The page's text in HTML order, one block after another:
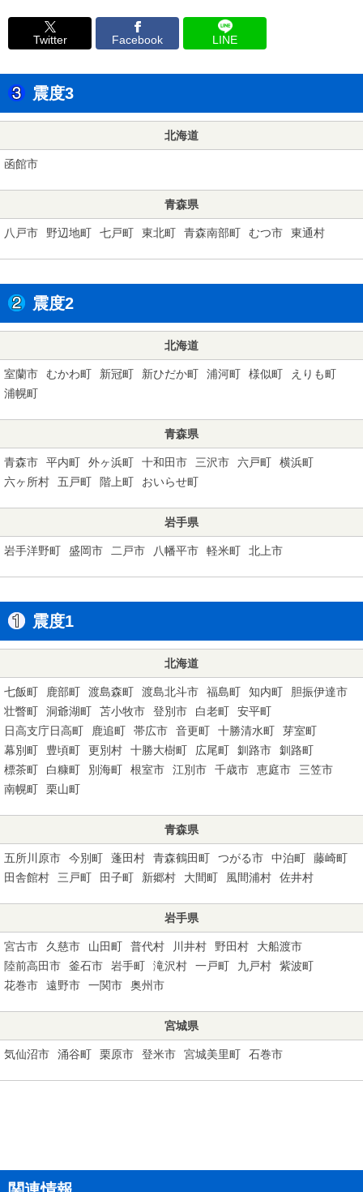
Twitter Facebook LINE
震度3
北海道
函館市
青森県
八戸市 野辺地町 七戸町 東北町 青森南部町 むつ市 東通村
震度2
北海道
室蘭市 むかわ町 新冠町 新ひだか町 浦河町 様似町
えりも町
浦幌町
青森県
青森市 平内町 外ヶ浜町 十和田市 三沢市 六戸町
横浜町
六ヶ所村
五戸町 階上町 おいらせ町
岩手県
岩手洋野町 盛岡市 二戸市 八幡平市 軽米町 北上市
震度1
北海道
七飯町 鹿部町 渡島森町 渡島北斗市 福島町 知内町
胆振伊達市
壮瞥町
洞爺湖町 苫小牧市 登別市 白老町
安平町
日高支庁日高町
鹿追町 帯広市 音更町 十勝清水町
芽室町
幕別町
豊頃町 更別村 十勝大樹町 広尾町 釧路市
釧路町
標茶町
白糠町 別海町 根室市 江別市 千歳市 恵庭市
三笠市
南幌町
栗山町
青森県
五所川原市 今別町 蓬田村 青森鶴田町 つがる市 中泊町
藤崎町
田舎館村
三戸町 田子町 新郷村 大間町 風間浦村 佐井村
岩手県
宮古市 久慈市 山田町 普代村 川井村 野田村
大船渡市
陸前高田市
釜石市 岩手町 滝沢村 一戸町 九戸村
紫波町
花巻市
遠野市 一関市 奥州市
宮城県
気仙沼市 涌谷町 栗原市 登米市 宮城美里町 石巻市